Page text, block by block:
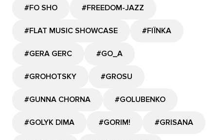
#FO SHO #FREEDOM-JAZZ
#FLAT MUSIC SHOWCASE #FIЇNKA
#GERA GERC #GО_A
#GROHOTSKY #GROSU
#GUNNA CHORNA #GOLUBENKO
#GOLYK DIMA #GORIM! #GRISANA